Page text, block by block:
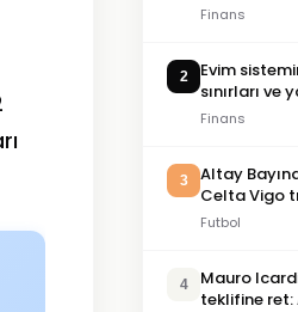
Finans
2
Evim
sınırları ve
Finans
3
Altay
Celta Vigo
videosuyla
Futbol
4
Mauro
teklifine ret: